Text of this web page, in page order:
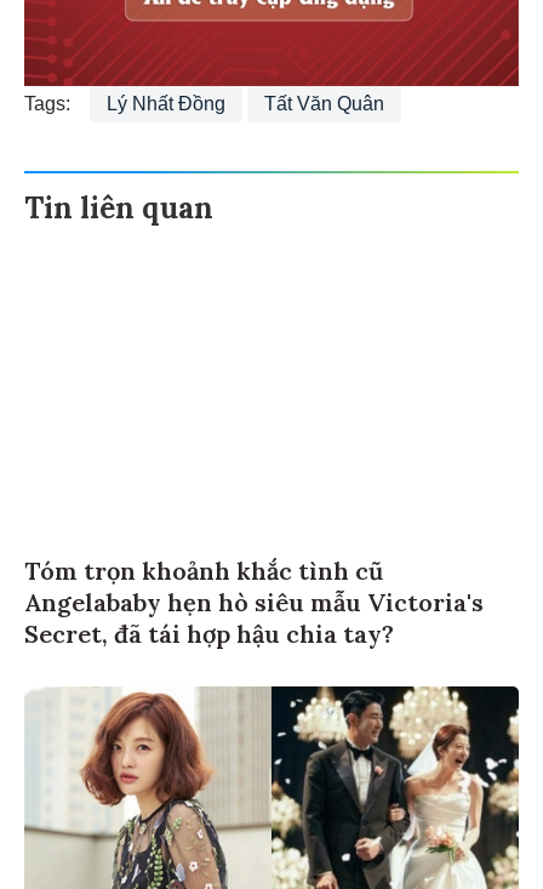
Tags: Lý Nhất Đồng Tất Văn Quân
Tin liên quan
Tóm trọn khoảnh khắc tình cũ
Angelababy hẹn hò siêu mẫu Victoria's
Secret, đã tái hợp hậu chia tay?